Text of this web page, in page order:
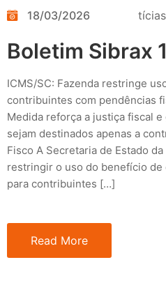
18/03/2026
tícias
Boletim Sibrax
ICMS/SC: Fazenda restringe
contribuintes com pendências
Medida reforça a justiça fiscal
sejam destinados apenas a
Fisco A Secretaria de Estado da
restringir o uso do benefício
para contribuintes […]
Read More